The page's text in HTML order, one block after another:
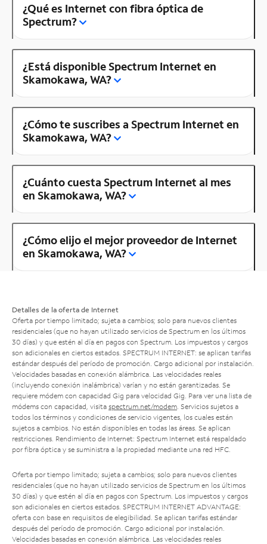
¿Qué es Internet con fibra óptica de
Spectrum?
¿Está disponible Spectrum Internet en
Skamokawa, WA?
¿Cómo te suscribes a Spectrum Internet en
Skamokawa, WA?
¿Cuánto cuesta Spectrum Internet al mes
en Skamokawa, WA?
¿Cómo elijo el mejor proveedor de Internet
en Skamokawa, WA?
Detalles de la oferta de Internet
Oferta por tiempo limitado; sujeta a cambios; solo para nuevos clientes
residenciales (que no hayan utilizado servicios de Spectrum en los últimos
30 días) y que estén al día en pagos con Spectrum. Los impuestos y cargos
son adicionales en ciertos estados. SPECTRUM INTERNET: se aplican tarifas
estándar después del período de promoción. Cargo adicional por instalación.
Velocidades basadas en conexión alámbrica. Las velocidades reales
(incluyendo conexión inalámbrica) varían y no están garantizadas. Se
requiere módem con capacidad Gig para velocidad Gig. Para ver una lista de
módems con capacidad, visita spectrum.net/modem . Servicios sujetos a
todos los términos y condiciones de servicio vigentes, los cuales están
sujetos a cambios. No están disponibles en todas las áreas. Se aplican
restricciones. Rendimiento de Internet: Spectrum Internet está respaldado
por fibra óptica y se suministra a la propiedad mediante una red HFC.
Oferta por tiempo limitado; sujeta a cambios; solo para nuevos clientes
residenciales (que no hayan utilizado servicios de Spectrum en los últimos
30 días) y que estén al día en pagos con Spectrum. Los impuestos y cargos
son adicionales en ciertos estados. SPECTRUM INTERNET ADVANTAGE:
oferta con base en requisitos de elegibilidad. Se aplican tarifas estándar
después del período de promoción. Cargo adicional por instalación.
Velocidades basadas en conexión alámbrica. Las velocidades reales